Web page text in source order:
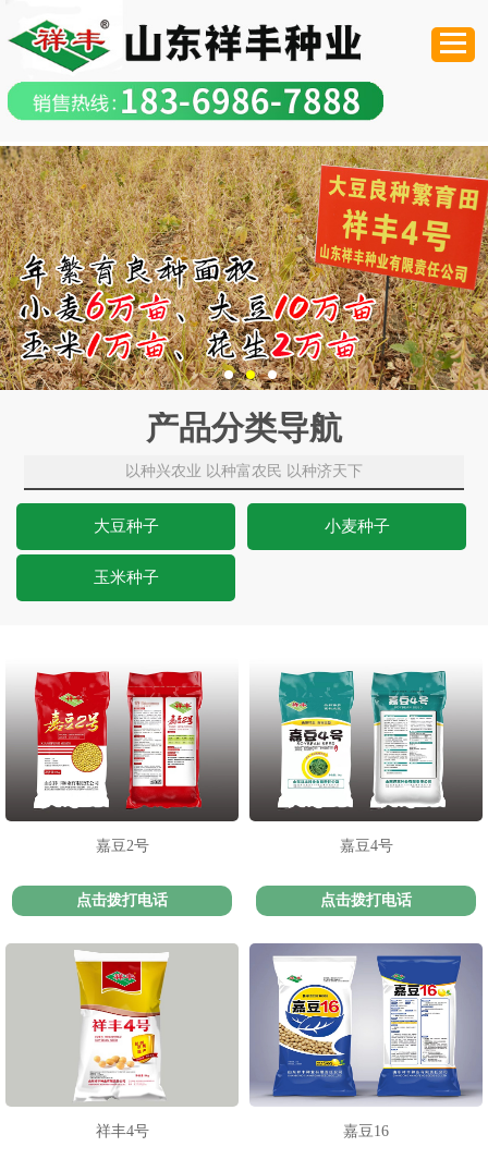
产品分类导航
以种兴农业 以种富农民 以种济天下
大豆种子 小麦种子
玉米种子
嘉豆2号
点击拨打电话
嘉豆4号
点击拨打电话
祥丰4号 嘉豆16